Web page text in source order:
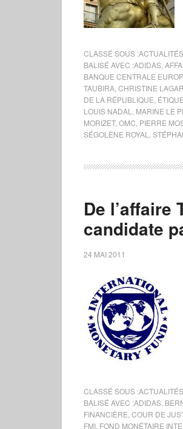
CLASSÉ SOUS :ACTUALITÉS
BALISÉ AVEC :ADIDAS
BANQUE CENTRALE
TAUBIRA CHRISTINE
DE LA RÉPUBLIQUE
LOUIS NADAL
MARINE LE
MORIZET, OMC PIERRE
SÉGOLÈNE ROYAL
De l’affaire
candidate
24 MAI 2011
CLASSÉ SOUS :ACTUALITÉS
BALISÉ AVEC :ADIDAS
FINANCIÈRE COUR DE
FMI FOND MONÉTAIRE